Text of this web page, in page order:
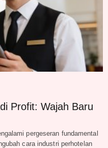
Profit: Wajah Baru
pergeseran fundamental
cara industri perhotelan